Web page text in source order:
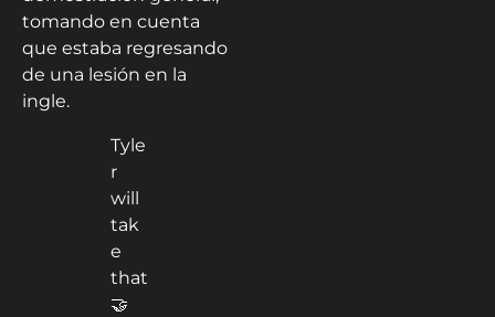
tomando en cuenta
que estaba regresando
de una lesión en la
ingle.
Tyle
r
will
tak
e
that
🤝